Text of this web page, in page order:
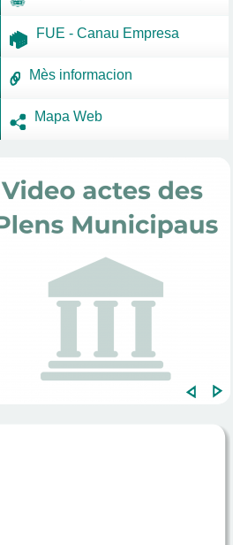
FUE - Canau Empresa
Mès informacion
Mapa Web